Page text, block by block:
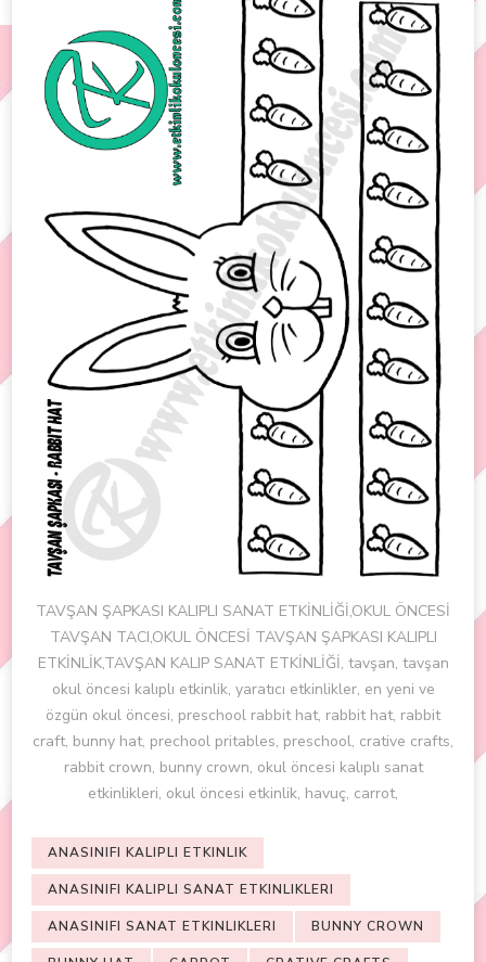
TAVŞAN ŞAPKASI KALIPLI SANAT ETKİNLİĞİ,OKUL ÖNCESİ
TAVŞAN TACI,OKUL ÖNCESİ TAVŞAN ŞAPKASI KALIPLI
ETKİNLİK,TAVŞAN KALIP SANAT ETKİNLİĞİ, tavşan, tavşan
okul öncesi kalıplı etkinlik, yaratıcı etkinlikler, en yeni ve
özgün okul öncesi, preschool rabbit hat, rabbit hat, rabbit
craft, bunny hat, prechool pritables, preschool, crative crafts,
rabbit crown, bunny crown, okul öncesi kalıplı sanat
etkinlikleri, okul öncesi etkinlik, havuç, carrot,
ANASINIFI KALIPLI ETKINLIK
ANASINIFI KALIPLI SANAT ETKINLIKLERI
ANASINIFI SANAT ETKINLIKLERI BUNNY CROWN